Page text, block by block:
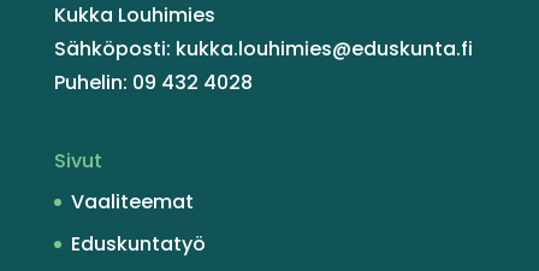
Kukka Louhimies
Sähköposti: kukka.louhimies@eduskunta.fi
Puhelin: 09 432 4028
Sivut
Vaaliteemat
Eduskuntatyö